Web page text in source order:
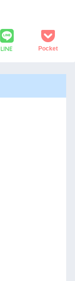
LINE Pocket